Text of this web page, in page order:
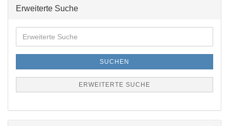
Erweiterte Suche
Suche
SUCHEN
ERWEITERTE SUCHE